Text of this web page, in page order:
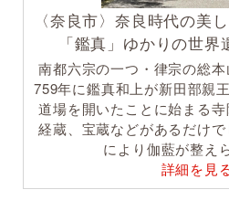
〈奈良市〉奈良時代の美
「鑑真」ゆかりの世界
南都六宗の一つ・律宗の総本
759年に鑑真和上が新田部親
道場を開いたことに始まる
経蔵、宝蔵などがあるだけ
により伽藍が整え
詳細を見